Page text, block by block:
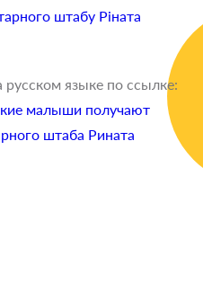
штабу Ріната
русском языке по ссылке:
малыши получают
штаба Рината